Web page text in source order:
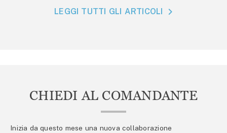
LEGGI TUTTI GLI ARTICOLI
CHIEDI AL COMANDANTE
Inizia da questo mese una nuova collaborazione